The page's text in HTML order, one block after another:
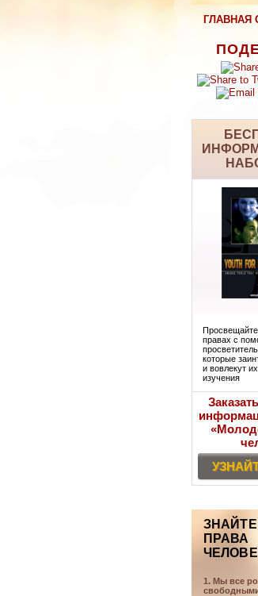
ГЛАВНАЯ
Просвещайте
правах с
которые
и вовлекут
изучения
ПРАВА
1. Мы все